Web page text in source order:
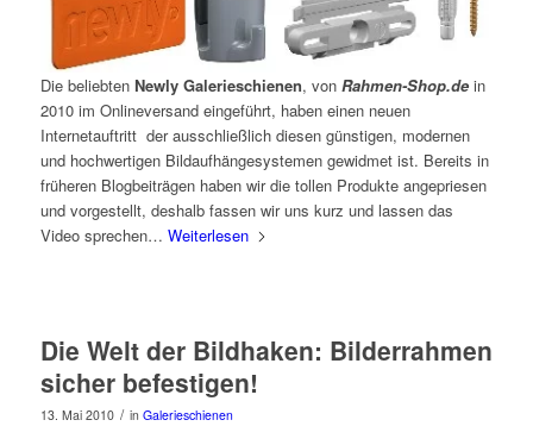
Die beliebten Newly Galerieschienen, von Rahmen-Shop.dein
2010 im Onlineversand eingeführt, haben einen neuen
Internetauftritt der ausschließlich diesen günstigen, modernen
und hochwertigen Bildaufhängesystemen gewidmet ist. Bereits in
früheren Blogbeiträgen haben wir die tollen Produkte angepriesen
und vorgestellt, deshalb fassen wir uns kurz und lassen das
Video sprechen… Weiterlesen
Die Welt der Bildhaken: Bilderrahmen
sicher befestigen!
13. Mai 2010 / in Galerieschienen